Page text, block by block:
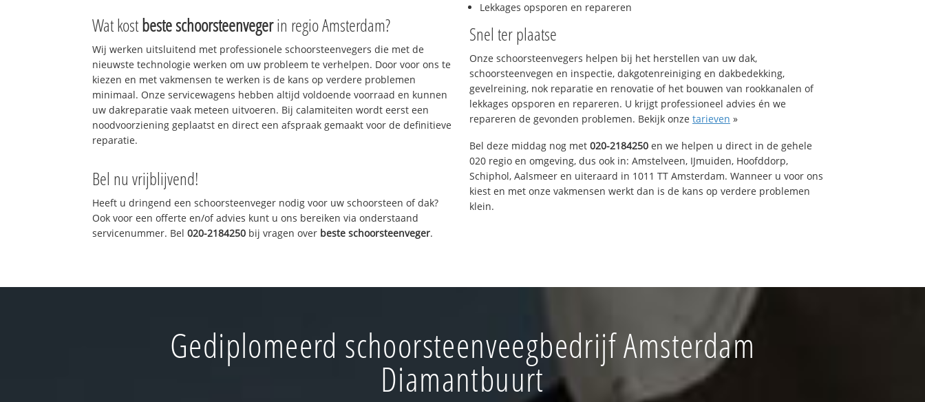
Wat kostbeste schoorsteenvegerin regio Amsterdam?
Wij werken uitsluitend met professionele schoorsteenvegers die met de
nieuwste technologie werken om uw probleem te verhelpen. Door voor ons te
kiezen en met vakmensen te werken is de kans op verdere problemen
minimaal. Onze servicewagens hebben altijd voldoende voorraad en kunnen
uw dakreparatie vaak meteen uitvoeren. Bij calamiteiten wordt eerst een
noodvoorziening geplaatst en direct een afspraak gemaakt voor de definitieve
reparatie.
Bel nu vrijblijvend!
Heeft u dringend een schoorsteenveger nodig voor uw schoorsteen of dak?
Ook voor een offerte en/of advies kunt u ons bereiken via onderstaand
servicenummer. Bel020-2184250 bij vragen over beste schoorsteenveger.
Lekkages opsporen en repareren
Snel ter plaatse
Onze schoorsteenvegers helpen bij het herstellen van uw dak,
schoorsteenvegen en inspectie, dakgotenreiniging en dakbedekking,
gevelreining, nok reparatie en renovatie of het bouwen van rookkanalen of
lekkages opsporen en repareren. U krijgt professioneel advies én we
repareren de gevonden problemen. Bekijk onze tarieven »
Bel deze middag nog met 020-2184250 en we helpen u direct in de gehele
020 regio en omgeving, dus ook in: Amstelveen, IJmuiden, Hoofddorp,
Schiphol, Aalsmeer en uiteraard in 1011 TT Amsterdam. Wanneer u voor ons
kiest en met onze vakmensen werkt dan is de kans op verdere problemen
klein.
Gediplomeerd schoorsteenveegbedrijf Amsterdam
Diamantbuurt